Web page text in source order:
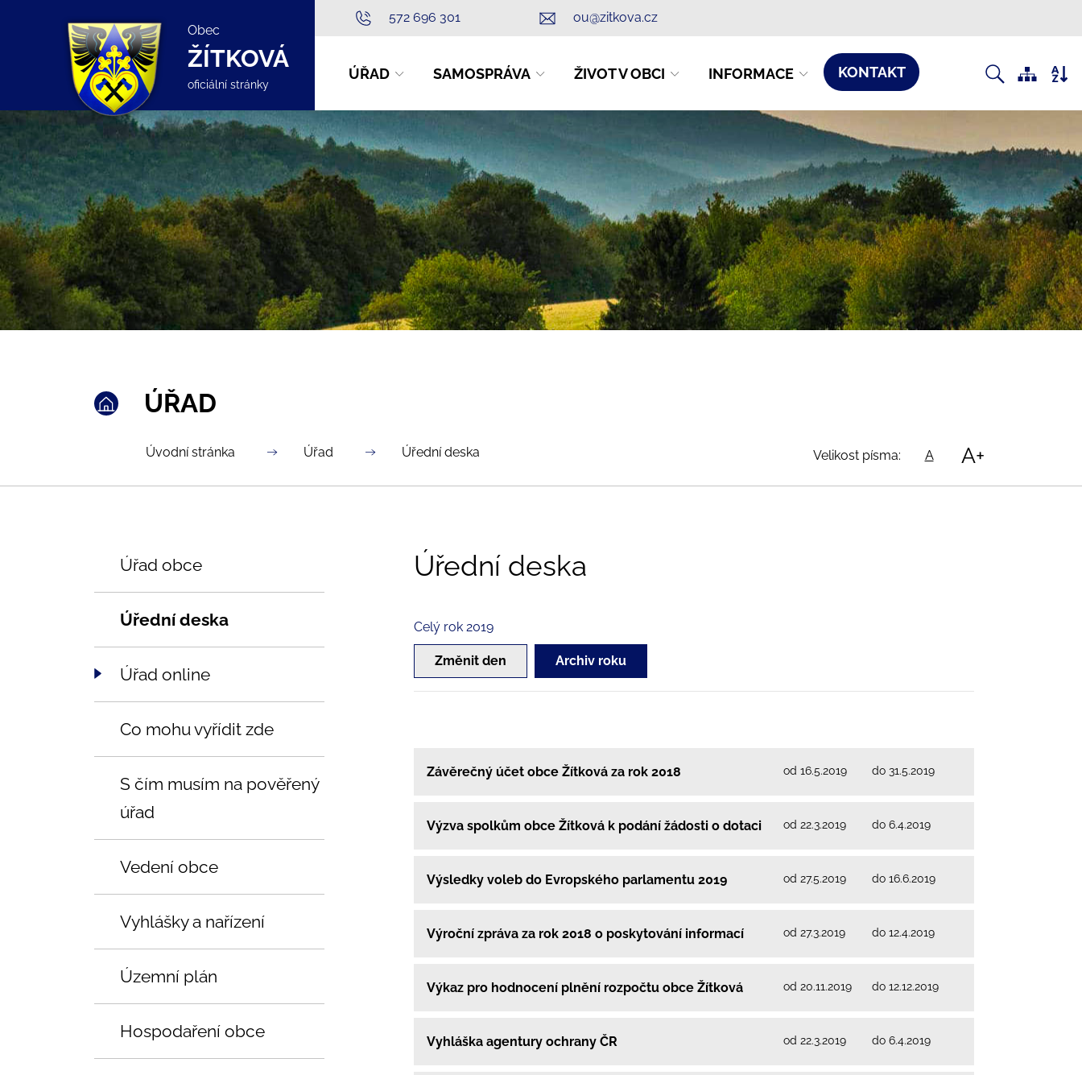
Obec
ŽÍTKOVÁ
oficiální stránky
572 696 301 ou@zitkova.cz
ÚŘAD SAMOSPRÁVA ŽIVOT V OBCI INFORMACE KONTAKT
ÚŘAD
Úvodní stránka Úřad Úřední deska Velikost písma: A A+
Úřední deska
Celý rok 2019
Změnit den Archiv roku
Závěrečný účet obce Žítková za rok 2018 od 16.5.2019 do 31.5.2019
Výzva spolkům obce Žítková k podání žádosti o dotaci od 22.3.2019 do 6.4.2019
Výsledky voleb do Evropského parlamentu 2019 od 27.5.2019 do 16.6.2019
Výroční zpráva za rok 2018 o poskytování informací od 27.3.2019 do 12.4.2019
Výkaz pro hodnocení plnění rozpočtu obce Žítková od 20.11.2019 do 12.12.2019
Vyhláška agentury ochrany ČR od 22.3.2019 do 6.4.2019
Úřad obce
Úřední deska
Úřad online
Co mohu vyřídit zde
S čím musím na pověřený
úřad
Vedení obce
Vyhlášky a nařízení
Územní plán
Hospodaření obce